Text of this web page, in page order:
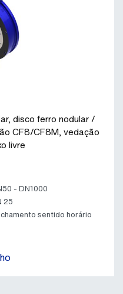
disco ferro nodular /
CF8/CF8M, vedação
livre
- DN1000
25
sentido horário